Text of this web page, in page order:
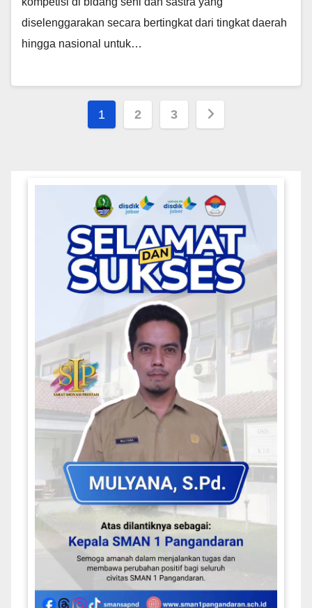
diselenggarakan secara bertingkat dari tingkat daerah
hingga nasional untuk…
Posts
1 2 3